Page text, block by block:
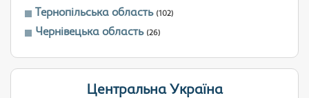
Тернопільська область (102)
Чернівецька область (26)
Центральна Україна